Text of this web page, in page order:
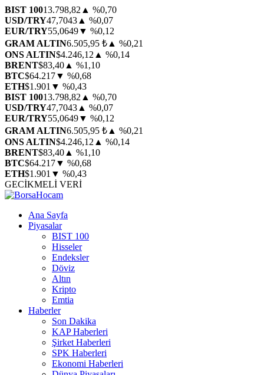
BIST 10013.798,82 ▲ %0,70
USD/TRY47,7043 ▲ %0,07
EUR/TRY55,0649▼ %0,12
GRAM ALTIN6.505,95 ₺ ▲ %0,21
ONS ALTIN$4.246,12 ▲ %0,14
BRENT$83,40 ▲ %1,10
BTC$64.217▼ %0,68
ETH$1.901 ▼ %0,43
BIST 10013.798,82 ▲ %0,70
USD/TRY47,7043 ▲ %0,07
EUR/TRY55,0649▼ %0,12
GRAM ALTIN6.505,95 ₺ ▲ %0,21
ONS ALTIN$4.246,12 ▲ %0,14
BRENT$83,40 ▲ %1,10
BTC$64.217▼ %0,68
ETH$1.901 ▼ %0,43
GECİKMELİ VERİ
Ana Sayfa
Piyasalar
BIST 100
Hisseler
Endeksler
Döviz
Altın
Kripto
Emtia
Haberler
Son Dakika
KAP Haberleri
Şirket Haberleri
SPK Haberleri
Ekonomi Haberleri